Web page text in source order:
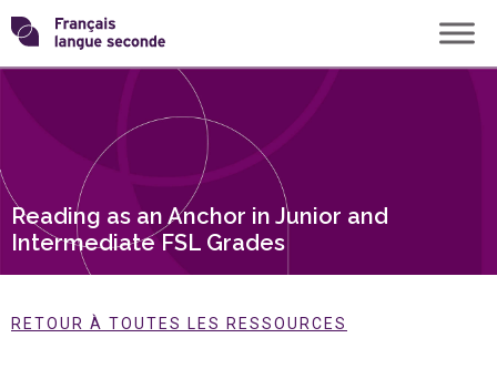
Skip
to
content
Transformons
langue
Reading as an Anchor in Junior and
Intermediate FSL Grades
RETOUR À TOUTES LES RESSOURCES